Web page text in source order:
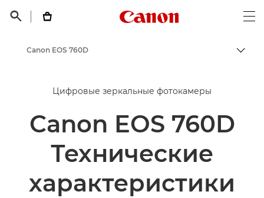
 
Canon Logo, back
Canon EOS 760D
Цифровые зеркальные фотокамеры
Canon EOS 760D
Технические
характеристики